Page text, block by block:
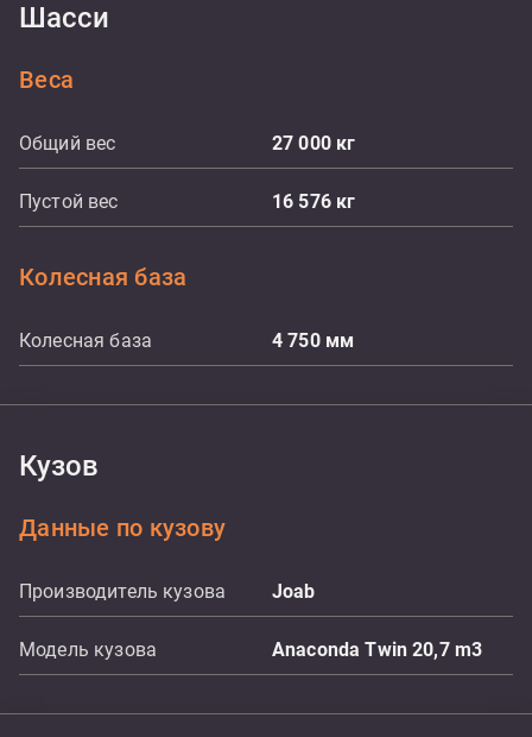
Шасси
Веса
Общий вес 27 000 кг
Пустой вес 16 576 кг
Колесная база
Колесная база 4 750 мм
Кузов
Данные по кузову
Производитель кузова Joab
Модель кузова Anaconda Twin 20,7 m3